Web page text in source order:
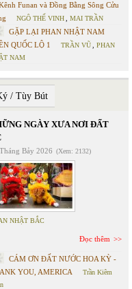
Funan và Đồng Bằng Sông Cửu
NGÔ THẾ VINH MAI TRẦN
GẶP LẠI PHAN NHẬT NAM
QUỐC LỘ 1
TRẦN VŨ
PHAN
NAM
/ Tùy Bút
NGÀY XƯA NƠI ĐẤT
Bảy 2026 (Xem: 2132)
NHẬT BẮC
Đọc thêm
CÁM ƠN ĐẤT NƯỚC HOA KỲ -
YOU, AMERICA
Trần Kiêm